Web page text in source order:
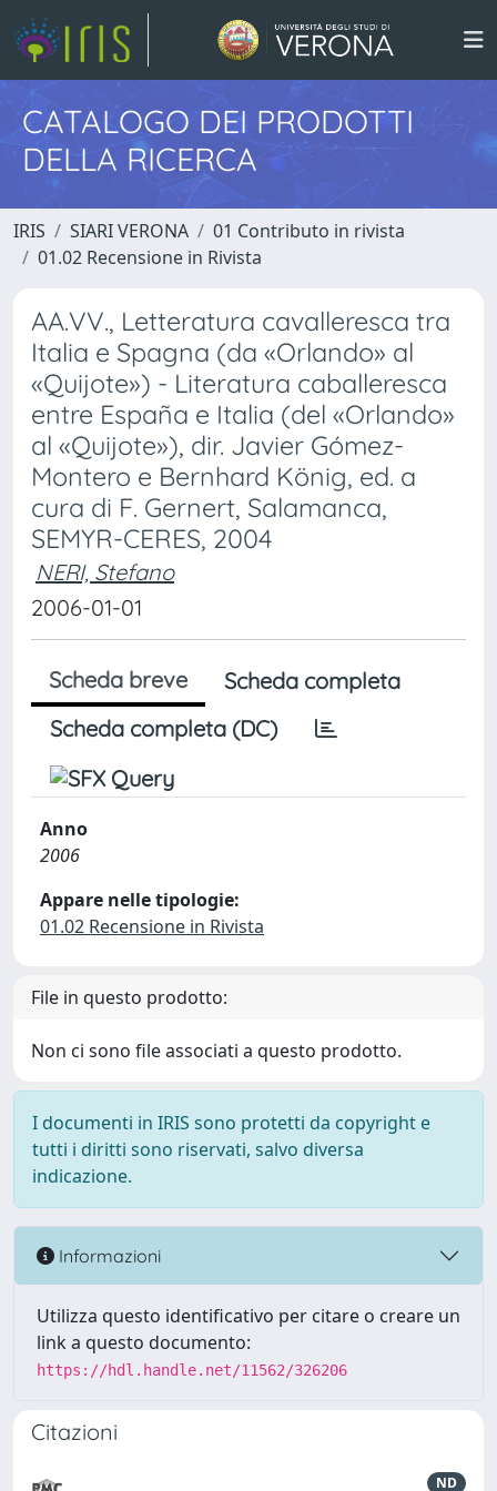
CATALOGO DEI PRODOTTI
DELLA RICERCA
IRIS SIARI VERONA
01 Contributo in rivista
01.02 Recensione in Rivista
AA.VV., Letteratura cavalleresca tra
Italia e Spagna (da «Orlando» al
«Quijote») - Literatura caballeresca
entre España e Italia (del «Orlando»
al «Quijote»), dir. Javier Gómez-
Montero e Bernhard König, ed. a
cura di F. Gernert, Salamanca,
SEMYR-CERES, 2004
NERI, Stefano
2006-01-01
Scheda breve
Scheda completa
Scheda completa (DC)
Anno
2006
Appare nelle tipologie:
01.02 Recensione in Rivista
File in questo prodotto:
Non ci sono file associati a questo prodotto.
I documenti in IRIS sono protetti da copyright e
tutti i diritti sono riservati, salvo diversa
indicazione.
Informazioni
Utilizza questo identificativo per citare o creare un
link a questo documento:
https://hdl.handle.net/11562/326206
Citazioni
ND